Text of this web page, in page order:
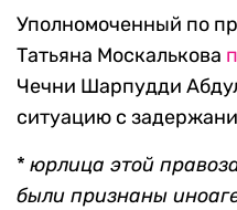
Уполномоченный по
Татьяна Москалькова
Чечни Шарпудди
ситуацию с
* юрлица этой
были признаны